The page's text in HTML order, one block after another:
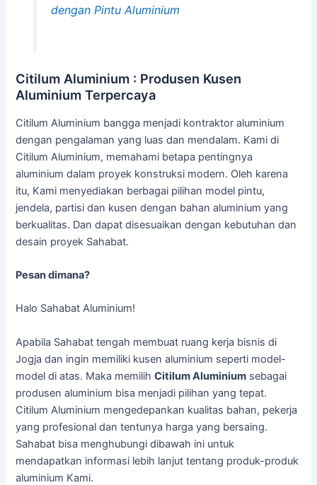
dengan Pintu Aluminium
Citilum Aluminium : Produsen Kusen
Aluminium Terpercaya
Citilum Aluminium bangga menjadi kontraktor aluminium
dengan pengalaman yang luas dan mendalam. Kamidi
Citilum Aluminium, memahami betapa pentingnya
aluminium dalam proyek konstruksi modern. Oleh karena
itu, Kami menyediakan berbagai pilihan model pintu,
jendela, partisi dan kusen dengan bahan aluminium yang
berkualitas. Dan dapat disesuaikan dengan kebutuhan dan
desain proyek Sahabat.
Pesan dimana?
Halo Sahabat Aluminium!
Apabila Sahabat tengah membuat ruang kerja bisnis di
Jogja dan ingin memiliki kusen aluminium seperti model-
model di atas. Maka memilihCitilum Aluminium sebagai
produsen aluminium bisa menjadi pilihan yang tepat.
Citilum Aluminium mengedepankan kualitas bahan, pekerja
yang profesional dan tentunya harga yang bersaing.
Sahabat bisa menghubungi dibawah ini untuk
mendapatkan informasi lebih lanjut tentang produk-produk
aluminium Kami.